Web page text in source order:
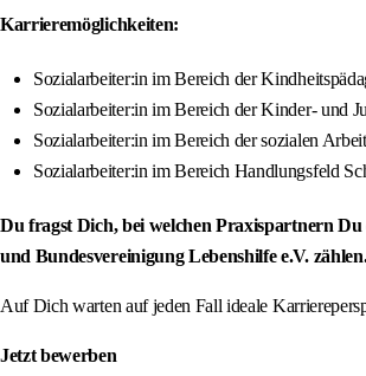
Karrieremöglichkeiten:
Sozialarbeiter:in im Bereich der
Sozialarbeiter:in im Bereich der Kinder- und
Sozialarbeiter:in im Bereich der sozialen
Sozialarbeiter:in im Bereich Handlungsfeld
Du fragst Dich, bei welchen Praxispartnern
und Bundesvereinigung Lebenshilfe e.V.
Auf Dich warten auf jeden Fall ideale
Jetzt bewerben